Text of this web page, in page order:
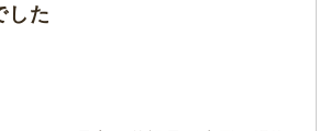
した